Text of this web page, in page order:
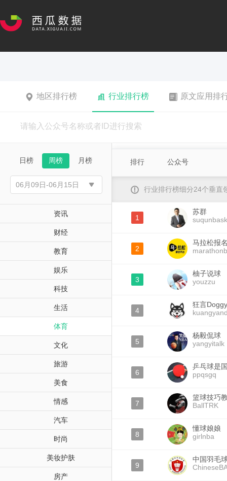
地区排行榜 行业排行榜 原文应用排
日榜 周榜 月榜
资讯
财经
教育
娱乐
科技
生活
体育
文化
旅游
美食
情感
汽车
时尚
美妆护肤
房产
排行 公众号
行业排行榜细分24个垂直
1
苏群
2
马拉松报
3
柚子说球
youzzu
4
狂言Doggy
5
杨毅侃球
yangyitalk
6
乒乓球是
ppqsgq
7
篮球技巧
BallTRK
8
懂球娘娘
girlnba
9
中国羽毛